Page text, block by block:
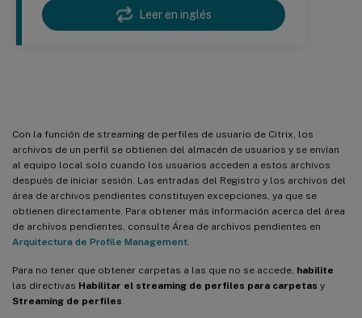
Leer en inglés
Con la función de streaming de perfiles de usuario de Citrix, los
archivos de un perfil se obtienen del almacén de usuarios y se envían
al equipo local solo cuando los usuarios acceden a estos archivos
después de iniciar sesión. Las entradas del Registro y los archivos del
área de archivos pendientes constituyen excepciones, ya que se
obtienen directamente. Para obtener más información acerca del área
de archivos pendientes, consulte Área de archivos pendientes en
Arquitectura de Profile Management
Para no tener que obtener carpetas a las que no se accede, habilite
las directivas Habilitar el streaming de perfiles para carpetas y
Streaming de perfiles